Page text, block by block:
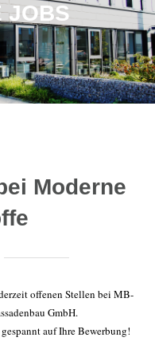
JOBS
Moderne
offenen Stellen bei MB-
GmbH.
auf Ihre Bewerbung!